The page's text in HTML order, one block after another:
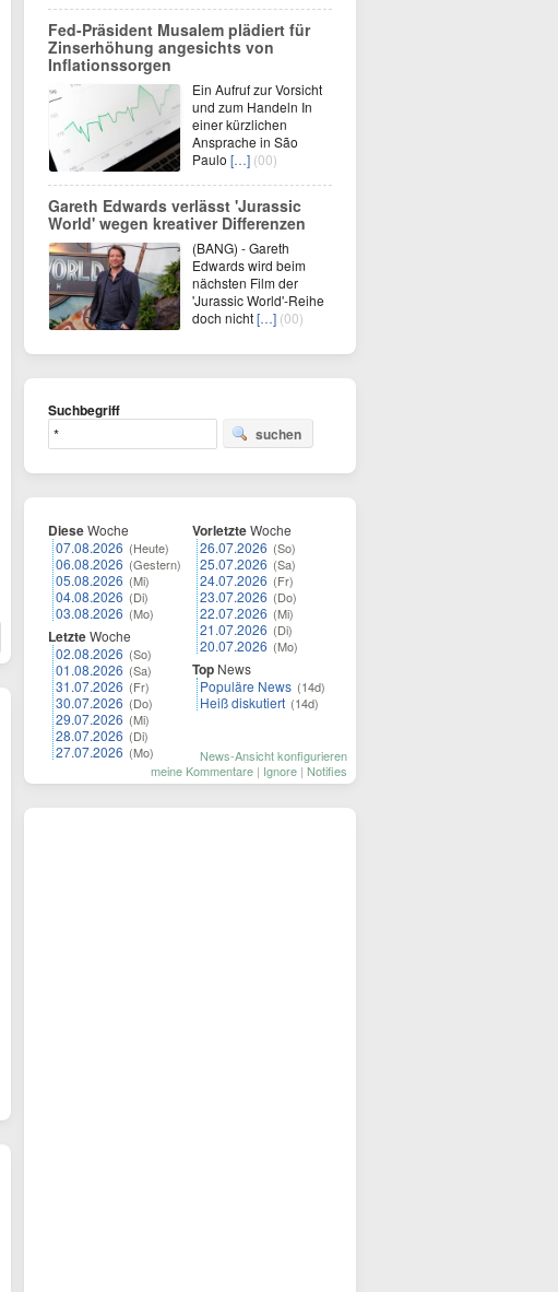
Fed-Präsident Musalem plädiert für
Zinserhöhung angesichts von
Inflationssorgen
Ein Aufruf zur Vorsicht
und zum Handeln In
einer kürzlichen
Ansprache in São
Paulo […] (00)
Gareth Edwards verlässt 'Jurassic
World' wegen kreativer Differenzen
(BANG) - Gareth
Edwards wird beim
nächsten Film der
'Jurassic World'-Reihe
doch nicht[…] (00)
Suchbegriff
suchen
DieseWoche
07.08.2026 (Heute)
06.08.2026 (Gestern)
05.08.2026 (Mi)
04.08.2026 (Di)
03.08.2026 (Mo)
LetzteWoche
02.08.2026 (So)
01.08.2026 (Sa)
31.07.2026 (Fr)
30.07.2026 (Do)
29.07.2026 (Mi)
28.07.2026 (Di)
27.07.2026 (Mo)
VorletzteWoche
26.07.2026 (So)
25.07.2026 (Sa)
24.07.2026 (Fr)
23.07.2026 (Do)
22.07.2026 (Mi)
21.07.2026 (Di)
20.07.2026 (Mo)
Top News
Populäre News (14d)
Heiß diskutiert (14d)
News-Ansicht konfigurieren
meine Kommentare | Ignore | Notifies